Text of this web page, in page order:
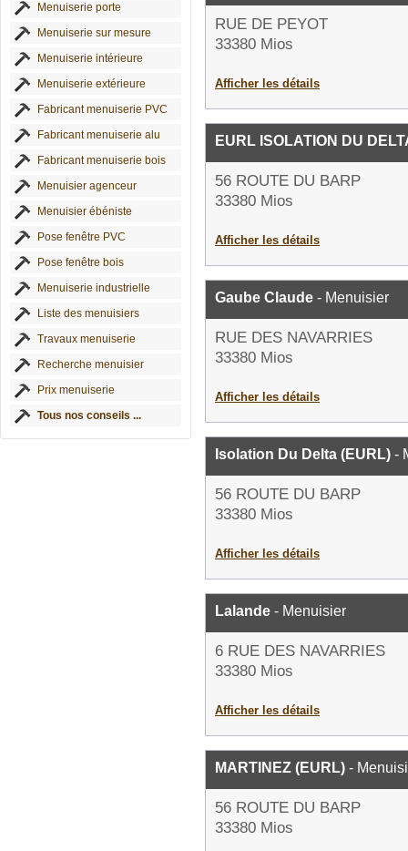
Menuiserie porte
Menuiserie sur mesure
Menuiserie intérieure
Menuiserie extérieure
Fabricant menuiserie PVC
Fabricant menuiserie alu
Fabricant menuiserie bois
Menuisier agenceur
Menuisier ébéniste
Pose fenêtre PVC
Pose fenêtre bois
Menuiserie industrielle
Liste des menuisiers
Travaux menuiserie
Recherche menuisier
Prix menuiserie
Tous nos conseils ...
RUE DE PEYOT
33380 Mios
Afficher les détails
EURL ISOLATION DU
56 ROUTE DU BARP
33380 Mios
Afficher les détails
Gaube Claude - Menuisier
RUE DES NAVARRIES
33380 Mios
Afficher les détails
Isolation Du Delta (EURL) -
56 ROUTE DU BARP
33380 Mios
Afficher les détails
Lalande - Menuisier
6 RUE DES NAVARRIES
33380 Mios
Afficher les détails
MARTINEZ (EURL) -
56 ROUTE DU BARP
33380 Mios